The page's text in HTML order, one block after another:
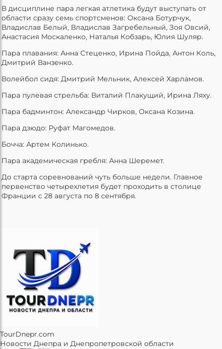
В дисциплине пара легкая атлетика будут выступать от
области сразу семь спортсменов: Оксана Ботурчук,
Владислав Белый, Владислав Загребельный, Зоя Овсий,
Анастасия Москаленко, Наталья Кобзарь, Юлия Шуляр.
Пара плавания: Анна Стеценко, Ирина Пойда, Антон Коль,
Дмитрий Ванзенко.
Волейбол сидя: Дмитрий Мельник, Алексей Харламов.
Пара пулевая стрельба: Виталий Плакущий, Ирина Ляху.
Пара бадминтон: Александр Чирков, Оксана Козина.
Пара дзюдо: Руфат Магомедов.
Бочча: Артем Колинько.
Пара академическая гребля: Анна Шеремет.
До старта соревнований чуть больше недели. Главное
первенство четырехлетия будет проходить в столице
Франции с 28 августа по 8 сентября.
TourDnepr.com
Новости Днепра и Днепропетровской области